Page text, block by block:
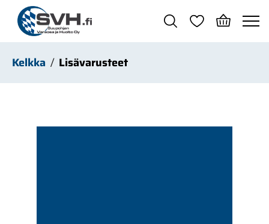
Siirry pääsisältöön
Kelkka Lisävarusteet